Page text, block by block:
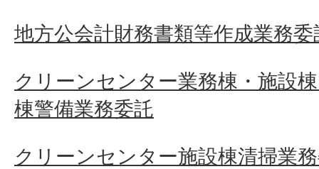
地方公会計財務書類等作成業務委
クリーンセンター業務棟・施設
棟警備業務委託
クリーンセンター施設棟清掃業